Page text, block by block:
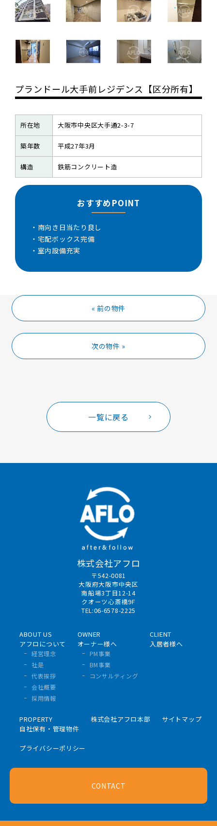
プランドール大手前レジデンス【区分所有】
所在地 大阪市中央区大手通2-3-7
築年数 平成27年3月
構造 鉄筋コンクリート造
おすすめPOINT
・南向き日当たり良し
・宅配ボックス完備
・室内設備充実
« 前の物件
次の物件 »
一覧に戻る
株式会社アフロ
〒542-0081
大阪府大阪市中央区
南船場3丁目12-14
クオーツ心斎橋9F
TEL:06-6578-2225
ABOUT US
アフロについて
経営理念
社是
代表挨拶
会社概要
採用情報
OWNER
オーナー様へ
PM事業
BM事業
コンサルティング
CLIENT
入居者様へ
PROPERTY
自社保有・管理物件
株式会社アフロ本部 サイトマップ
プライバシーポリシー
CONTACT